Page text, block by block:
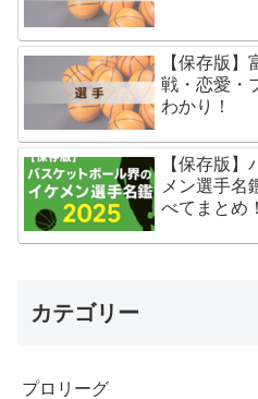
【保存版
戦・恋愛・
わかり！
【保存版
メン選手名
べてまとめ！
カテゴリー
プロリーグ